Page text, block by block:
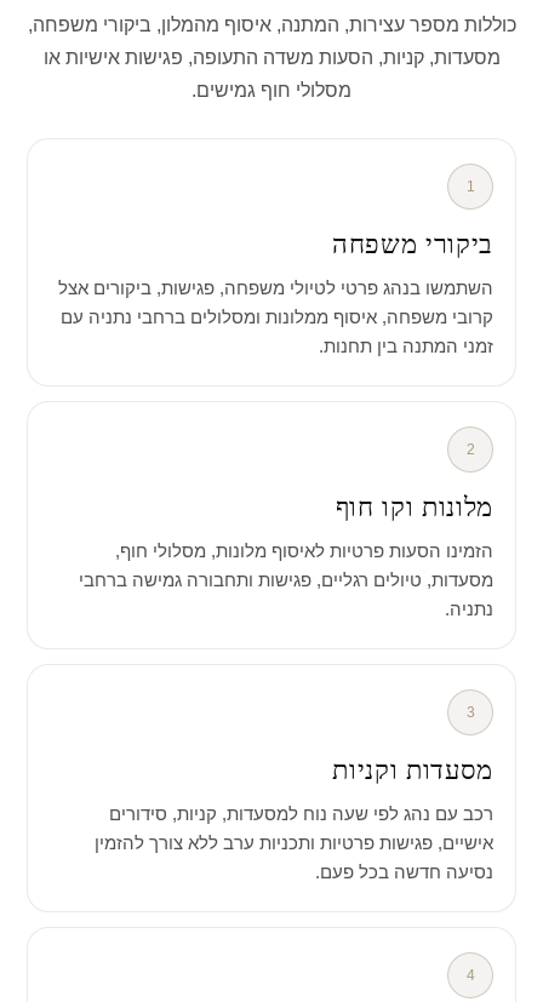
כוללות מספר עצירות, המתנה, איסוף מהמלון, ביקורי משפחה,
מסעדות, קניות, הסעות משדה התעופה, פגישות אישיות או
מסלולי חוף גמישים.
1
ביקורי משפחה
השתמשו בנהג פרטי לטיולי משפחה, פגישות, ביקורים אצל
קרובי משפחה, איסוף ממלונות ומסלולים ברחבי נתניה עם
זמני המתנה בין תחנות.
2
מלונות וקו חוף
הזמינו הסעות פרטיות לאיסוף מלונות, מסלולי חוף,
מסעדות, טיולים רגליים, פגישות ותחבורה גמישה ברחבי
נתניה.
3
מסעדות וקניות
רכב עם נהג לפי שעה נוח למסעדות, קניות, סידורים
אישיים, פגישות פרטיות ותכניות ערב ללא צורך להזמין
נסיעה חדשה בכל פעם.
4